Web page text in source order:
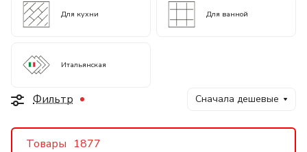
Для кухни Для ванной
Итальянская
Фильтр Сначала дешевые
Товары 1877